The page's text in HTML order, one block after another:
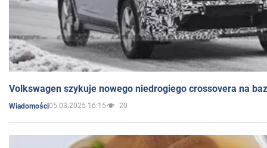
Volkswagen szykuje nowego niedrogiego crossovera na
Wiadomości05.03.2025 16:15 20